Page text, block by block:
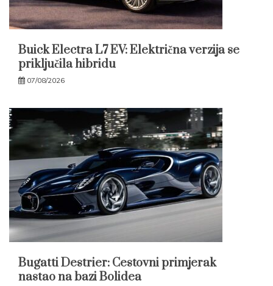
Buick Electra L7 EV: Električna verzija se
priključila hibridu
07/08/2026
Bugatti Destrier: Cestovni primjerak
nastao na bazi Bolidea